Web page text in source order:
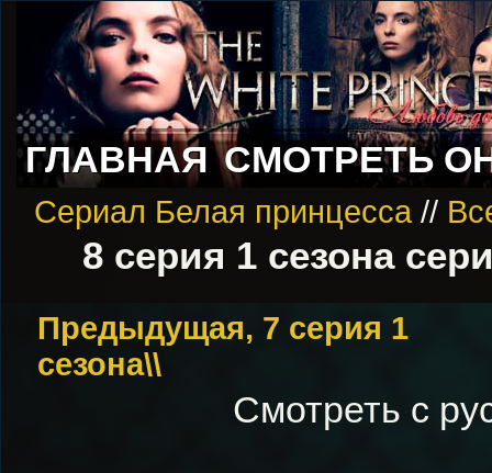
ГЛАВНАЯ СМОТРЕТЬ
Сериал Белая принцесса //
8 серия 1 сезона
Предыдущая, 7 серия 1
сезона\\
Смотреть с